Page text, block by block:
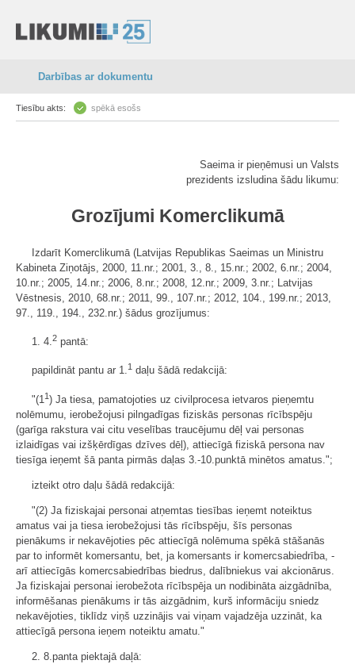
Darbības ar dokumentu
Tiesību akts: spēkā esošs
Saeima ir pieņēmusi un Valsts
prezidents izsludina šādu likumu:
Grozījumi Komerclikumā
Izdarīt Komerclikumā (Latvijas Republikas Saeimas un Ministru
Kabineta Ziņotājs, 2000, 11.nr.; 2001, 3., 8., 15.nr.; 2002, 6.nr.; 2004,
10.nr.; 2005, 14.nr.; 2006, 8.nr.; 2008, 12.nr.; 2009, 3.nr.; Latvijas
Vēstnesis, 2010, 68.nr.; 2011, 99., 107.nr.; 2012, 104., 199.nr.; 2013,
97., 119., 194., 232.nr.) šādus grozījumus:
1. 4.2 pantā:
papildināt pantu ar 1.1 daļu šādā redakcijā:
"(1 1) Ja tiesa, pamatojoties uz civilprocesa ietvaros pieņemtu
nolēmumu, ierobežojusi pilngadīgas fiziskās personas rīcībspēju
(garīga rakstura vai citu veselības traucējumu dēļ vai personas
izlaidīgas vai izšķērdīgas dzīves dēļ), attiecīgā fiziskā persona nav
tiesīga ieņemt šā panta pirmās daļas 3.-10.punktā minētos amatus.";
izteikt otro daļu šādā redakcijā:
"(2) Ja fiziskajai personai atņemtas tiesības ieņemt noteiktus
amatus vai ja tiesa ierobežojusi tās rīcībspēju, šīs personas
pienākums ir nekavējoties pēc attiecīgā nolēmuma spēkā stāšanās
par to informēt komersantu, bet, ja komersants ir komercsabiedrība, -
arī attiecīgās komercsabiedrības biedrus, dalībniekus vai akcionārus.
Ja fiziskajai personai ierobežota rīcībspēja un nodibināta aizgādnība,
informēšanas pienākums ir tās aizgādnim, kurš informāciju sniedz
nekavējoties, tiklīdz viņš uzzinājis vai viņam vajadzēja uzzināt, ka
attiecīgā persona ieņem noteiktu amatu."
2. 8.panta piektajā daļā: